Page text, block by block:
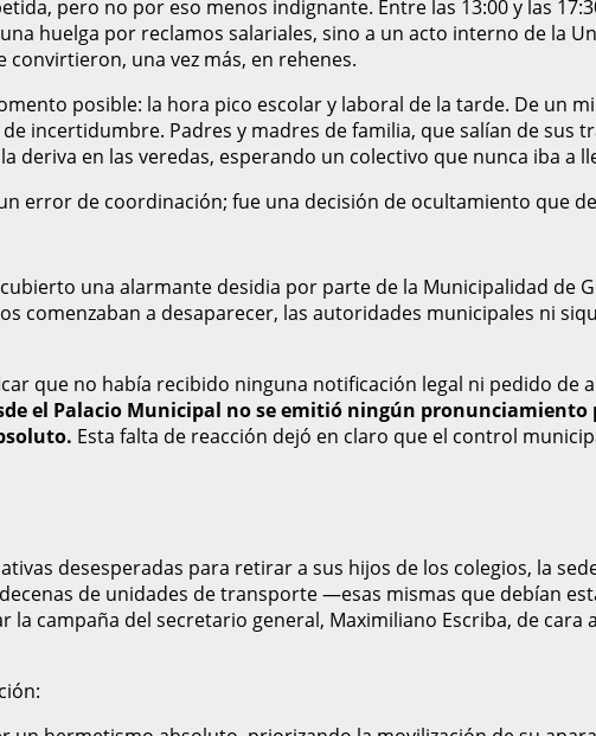
pero no por eso menos indignante. Entre las 13:00 y las
huelga por reclamos salariales, sino a un acto interno de la
una vez más, en rehenes.
posible: la hora pico escolar y laboral de la tarde. De un
incertidumbre. Padres y madres de familia, que salían de sus
en las veredas, esperando un colectivo que nunca iba a
error de coordinación; fue una decisión de ocultamiento que
una alarmante desidia por parte de la Municipalidad de
comenzaban a desaparecer, las autoridades municipales ni
que no había recibido ninguna notificación legal ni pedido de
el Palacio Municipal no se emitió ningún pronunciamiento
Esta falta de reacción dejó en claro que el control
desesperadas para retirar a sus hijos de los colegios, la
de unidades de transporte —esas mismas que debían
campaña del secretario general, Maximiliano Escriba, de cara